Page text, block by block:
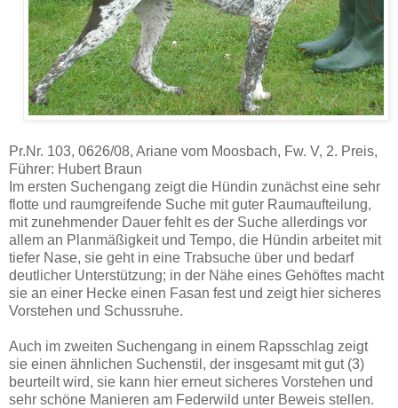
Pr.Nr. 103, 0626/08, Ariane vom Moosbach, Fw. V, 2. Preis,
Führer: Hubert Braun
Im ersten Suchengang zeigt die Hündin zunächst eine sehr
flotte und raumgreifende Suche mit guter Raumaufteilung,
mit zunehmender Dauer fehlt es der Suche allerdings vor
allem an Planmäßigkeit und Tempo, die Hündin arbeitet mit
tiefer Nase, sie geht in eine Trabsuche über und bedarf
deutlicher Unterstützung; in der Nähe eines Gehöftes macht
sie an einer Hecke einen Fasan fest und zeigt hier sicheres
Vorstehen und Schussruhe.
Auch im zweiten Suchengang in einem Rapsschlag zeigt
sie einen ähnlichen Suchenstil, der insgesamt mit gut (3)
beurteilt wird, sie kann hier erneut sicheres Vorstehen und
sehr schöne Manieren am Federwild unter Beweis stellen.